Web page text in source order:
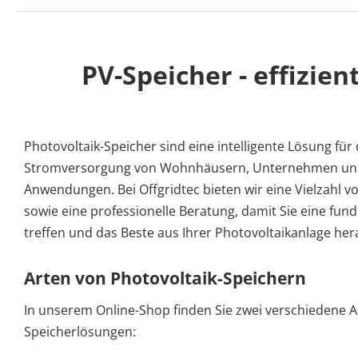
PV-Speicher -
Photovoltaik-Speicher sind eine intelligente Lösung für
Stromversorgung von Wohnhäusern, Unternehmen
Anwendungen. Bei Offgridtec bieten wir eine Vielzahl
sowie eine professionelle Beratung, damit Sie eine
treffen und das Beste aus Ihrer Photovoltaikanlage
Arten von Photovoltaik-Speichern
In unserem Online-Shop finden Sie zwei verschiedene
Speicherlösungen: